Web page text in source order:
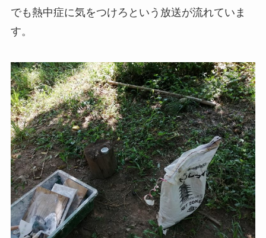
でも熱中症に気をつけろという放送が流れていま
す。